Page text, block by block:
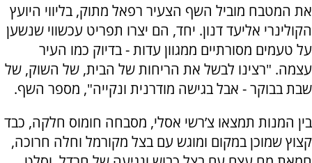
את המטבח מוביל השף הצעיר רפאל מתוק, בליווי היועץ
הקולינרי אליעד דנון. יחד, הם יצרו תפריט עכשווי שנשען
על טעמים מסורתיים ממגוון עדות - בדיוק כמו העיר
עצמה. "רצינו לבשל את הריחות של הבית, של השוק, של
שבת בבוקר - אבל בגישה מודרנית ונקייה", מספר השף.
בין המנות תמצאו צ’רשי אסלי, מסבחה חומוס חלקה, כבד
קצוץ שמוכן במקום ומוגש עם בצל מקורמל וחלה חרוכה,